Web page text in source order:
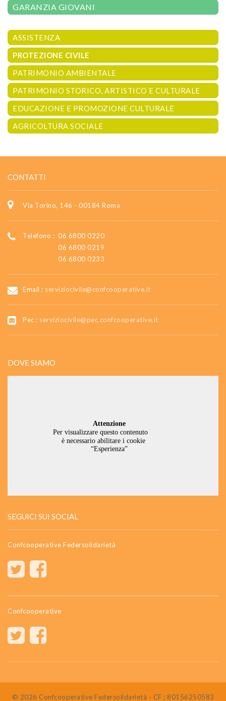
GARANZIA GIOVANI
ASSISTENZA
PROTEZIONE CIVILE
PATRIMONIO AMBIENTALE
PATRIMONIO STORICO, ARTISTICO E CULTURALE
EDUCAZIONE E PROMOZIONE CULTURALE
AGRICOLTURA SOCIALE
CONTATTI
Via Torino, 146 - 00184 Roma
Telefono : 06 6800 0220
06 6800 0219
06 6800 0233
Email : serviziocivile@confcooperative.it
Pec : serviziocivile@pec.confcooperative.it
DOVE SIAMO
SEGUICI SUI SOCIAL
Confcooperative Federsolidarietà
Confcooperative
© 2026 Confcooperative Federsolidarietà - CF : 80156250583